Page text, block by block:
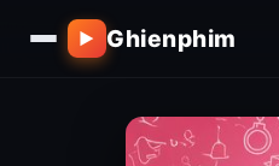
▶ Ghienphim